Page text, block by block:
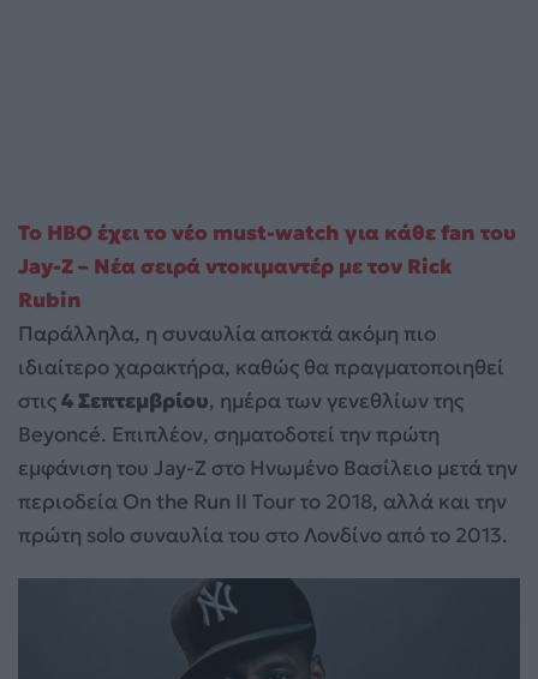
Το HBO έχει το νέο must-watch για κάθε fan του
Jay-Z – Νέα σειρά ντοκιμαντέρ με τον Rick
Rubin
Παράλληλα, η συναυλία αποκτά ακόμη πιο
ιδιαίτερο χαρακτήρα, καθώς θα πραγματοποιηθεί
στις4 Σεπτεμβρίου, ημέρα των γενεθλίων της
Beyoncé. Επιπλέον, σηματοδοτεί την πρώτη
εμφάνιση του Jay-Z στο Ηνωμένο Βασίλειο μετά την
περιοδεία On the Run II Tour το 2018, αλλά και την
πρώτη solo συναυλία του στο Λονδίνο από το 2013.